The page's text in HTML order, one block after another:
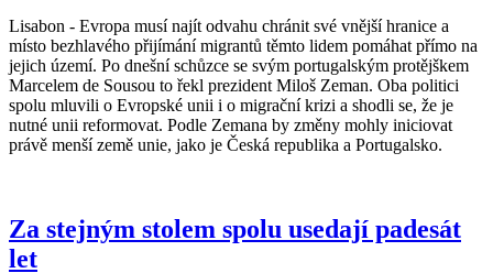
Lisabon - Evropa musí najít odvahu chránit své vnější hranice a
místo bezhlavého přijímání migrantů těmto lidem pomáhat přímo na
jejich území. Po dnešní schůzce se svým portugalským protějškem
Marcelem de Sousou to řekl prezident Miloš Zeman. Oba politici
spolu mluvili o Evropské unii i o migrační krizi a shodli se, že je
nutné unii reformovat. Podle Zemana by změny mohly iniciovat
právě menší země unie, jako je Česká republika a Portugalsko.
Za stejným stolem spolu usedají padesát
let